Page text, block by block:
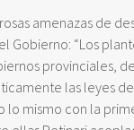
amenazas de
Gobierno: “Los
provinciales, de
las leyes
lo mismo con la